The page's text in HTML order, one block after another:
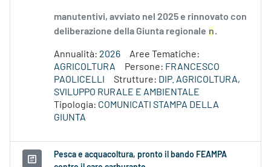
manutentivi, avviato nel 2025 e rinnovato con
deliberazione della Giunta regionale n.
Annualità: 2026
Aree Tematiche:
AGRICOLTURA
Persone: FRANCESCO
PAOLICELLI
Strutture: DIP. AGRICOLTURA,
SVILUPPO RURALE E AMBIENTALE
Tipologia: COMUNICATI STAMPA DELLA
GIUNTA
Pesca e acquacoltura, pronto il bando FEAMPA